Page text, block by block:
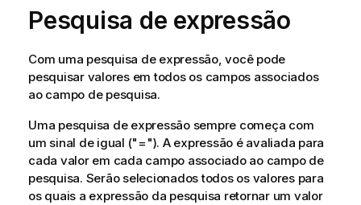
Pesquisa de expressão
Com uma pesquisa de expressão, você pode
pesquisar valores em todos os campos associados
ao campo de pesquisa.
Uma pesquisa de expressão sempre começa com
um sinal de igual ("="). A expressão é avaliada para
cada valor em cada campo associado ao campo de
pesquisa. Serão selecionados todos os valores para
os quais a expressão da pesquisa retornar um valor